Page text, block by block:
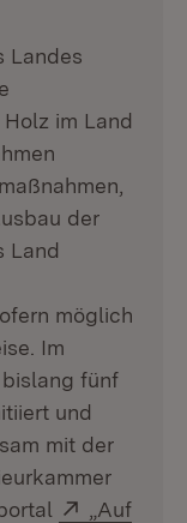
Landes
im Land
der
Land
möglich
Im
fünf
und
mit der
Extern:
„Auf